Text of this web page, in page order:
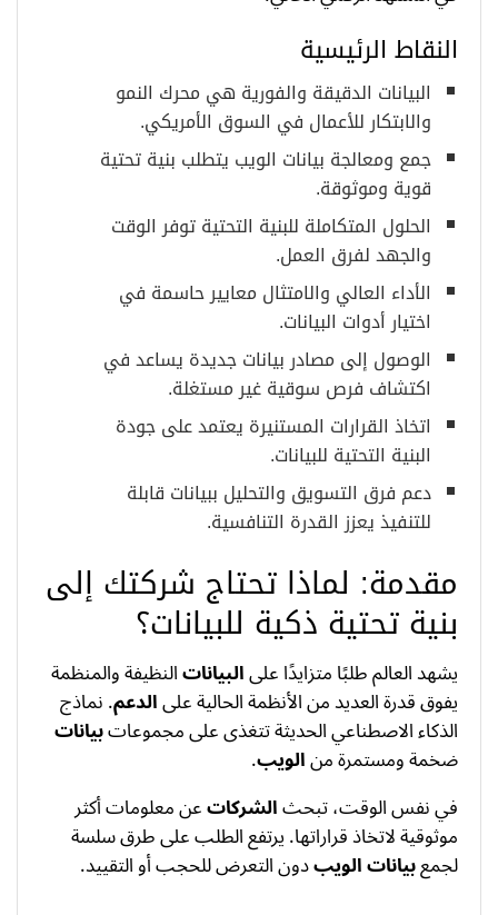
النقاط الرئيسية
البيانات الدقيقة والفورية هي محرك النمو
والابتكار للأعمال في السوق الأمريكي.
جمع ومعالجة بيانات الويب يتطلب بنية تحتية
قوية وموثوقة.
الحلول المتكاملة للبنية التحتية توفر الوقت
والجهد لفرق العمل.
الأداء العالي والامتثال معايير حاسمة في
اختيار أدوات البيانات.
الوصول إلى مصادر بيانات جديدة يساعد في
اكتشاف فرص سوقية غير مستغلة.
اتخاذ القرارات المستنيرة يعتمد على جودة
البنية التحتية للبيانات.
دعم فرق التسويق والتحليل ببيانات قابلة
للتنفيذ يعزز القدرة التنافسية.
مقدمة: لماذا تحتاج شركتك إلى
بنية تحتية ذكية للبيانات؟
يشهد العالم طلبًا متزايدًا علىالبياناتالنظيفة والمنظمة
يفوق قدرة العديد من الأنظمة الحالية علىالدعم. نماذج
الذكاء الاصطناعي الحديثة تتغذى على مجموعاتبيانات
ضخمة ومستمرة منالويب.
في نفس الوقت، تبحثالشركاتعن معلومات أكثر
موثوقية لاتخاذ قراراتها. يرتفع الطلب على طرق سلسة
لجمعبيانات الويبدون التعرض للحجب أو التقييد.